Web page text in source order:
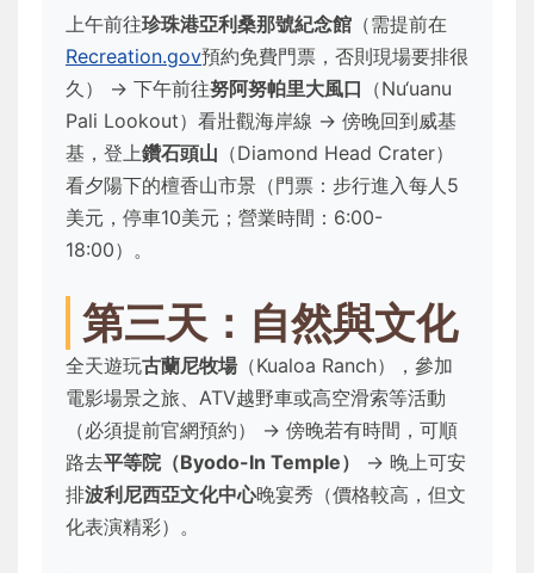
上午前往珍珠港亞利桑那號紀念館 （需提前在
Recreation.gov預約免費門票，否則現場要排很
久） → 下午前往努阿努帕里大風口 （Nu‘uanu
Pali Lookout）看壯觀海岸線 → 傍晚回到威基
基，登上鑽石頭山 （Diamond Head Crater）
看夕陽下的檀香山市景（門票：步行進入每人5
美元，停車10美元；營業時間：6:00-
18:00）。
第三天：自然與文化
全天遊玩古蘭尼牧場（Kualoa Ranch），參加
電影場景之旅、ATV越野車或高空滑索等活動
（必須提前官網預約） → 傍晚若有時間，可順
路去平等院（Byodo-In Temple）
→ 晚上可安
排波利尼西亞文化中心晚宴秀（價格較高，但文
化表演精彩）。